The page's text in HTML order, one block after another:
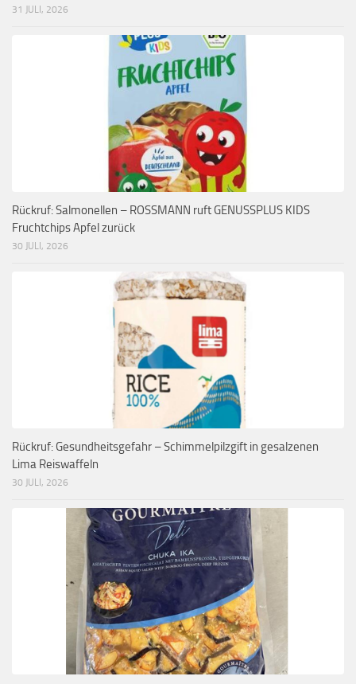
31 JULI, 2026
Rückruf: Salmonellen – ROSSMANN ruft GENUSSPLUS KIDS
Fruchtchips Apfel zurück
30 JULI, 2026
Rückruf: Gesundheitsgefahr – Schimmelpilzgift in gesalzenen
Lima Reiswaffeln
30 JULI, 2026